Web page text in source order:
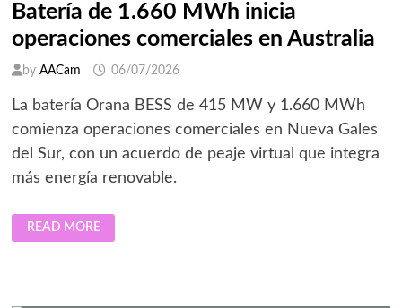
Batería de 1.660 MWh inicia
operaciones comerciales en Australia
by AACam 06/07/2026
La batería Orana BESS de 415 MW y 1.660 MWh
comienza operaciones comerciales en Nueva Gales
del Sur, con un acuerdo de peaje virtual que integra
más energía renovable.
BATERÍA
DE
1.660
READ MORE